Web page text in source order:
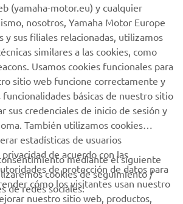
Carretero están mejorando poco a
adquirirán una gran experiencia en
1/1
(yamaha-motor.eu) y cualquier
nosotros, Yamaha Motor Europe
y sus filiales relacionadas, utilizamos
similares a las cookies, como
Usamos cookies funcionales para
sitio web funcione correctamente y
básicas de nuestro sitio
sus credenciales de inicio de sesión y
También utilizamos cookies
estadísticas de usuarios
de acuerdo con las
de protección de datos para
cómo los visitantes usan nuestro
nuestro sitio web, productos,
mediante el siguiente
cookies de seguimiento /
de redes sociales: